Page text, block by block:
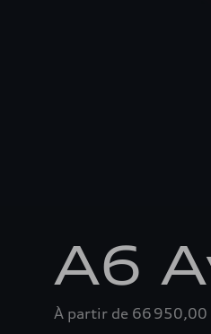
A6
À partir de 66 950,00